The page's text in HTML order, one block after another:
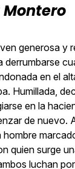
generosa y
derrumbarse
en el
Humillada,
en la
de nuevo.
hombre
quien surge
luchan